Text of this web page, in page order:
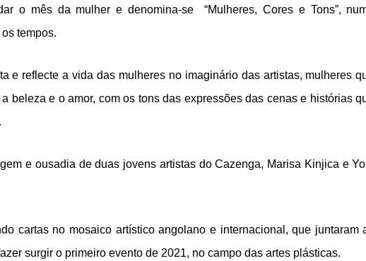
o mês da mulher e denomina-se “Mulheres, Cores e Tons”,
tempos.
e reflecte a vida das mulheres no imaginário das artistas, mulheres
beleza e o amor, com os tons das expressões das cenas e histórias
e ousadia de duas jovens artistas do Cazenga, Marisa Kinjica e
cartas no mosaico artístico angolano e internacional, que juntaram
surgir o primeiro evento de 2021, no campo das artes plásticas.